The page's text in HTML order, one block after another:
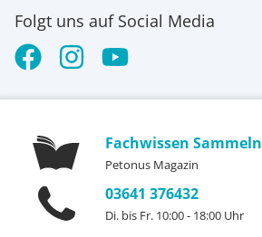
Folgt uns auf Social Media
Fachwissen Sammeln
Petonus Magazin
03641 376432
Di. bis Fr. 10:00 - 18:00 Uhr